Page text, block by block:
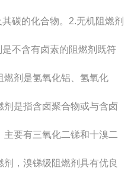
碳的化合物。2.无机阻燃剂
不含有卤素的阻燃剂既符
燃剂是氢氧化铝、氢氧化
是指含卤聚合物或与含卤
要有三氧化二锑和十溴二
，溴锑级阻燃剂具有优良